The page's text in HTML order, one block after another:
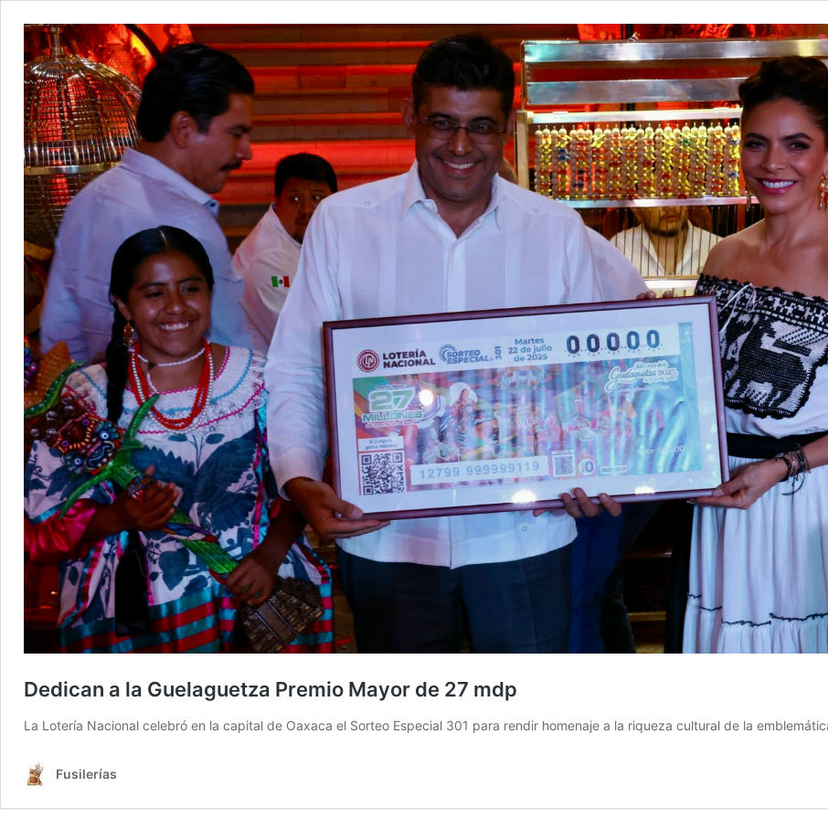
Dedican a la Guelaguetza Premio Mayor de 27 mdp
La Lotería Nacional celebró en la capital de Oaxaca el Sorteo Especial 301 para rendir homenaje a la riqueza cultural de la
Fusilerías